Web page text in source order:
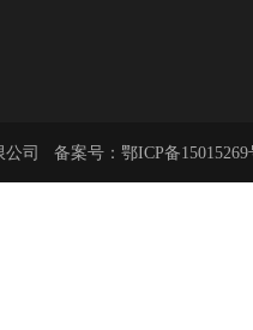
公司 备案号： 鄂ICP备15015269